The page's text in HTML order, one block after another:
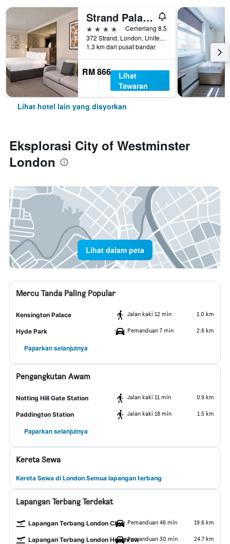
Strand Palace Hotel
4 bintang
Cemerlang 8.5
372 Strand, London, United Kingdom
1.3 km dari pusat bandar
RM 866
Lihat
Tawaran
Lihat hotel lain yang disyorkan
Eksplorasi City of Westminster
London
Lihat dalam peta
Mercu Tanda Paling Popular
Kensington Palace Jalan kaki 12 min 1.0 km
Hyde Park Pemanduan 7 min 2.6 km
Paparkan selanjutnya
Pengangkutan Awam
Notting Hill Gate Station Jalan kaki 11 min 0.9 km
Paddington Station Jalan kaki 18 min 1.5 km
Paparkan selanjutnya
Kereta Sewa
Kereta Sewa di London Semua lapangan terbang
Lapangan Terbang Terdekat
Lapangan Terbang London City Pemanduan 46 min 19.6 km
Lapangan Terbang London HeathrowPemanduan 30 min 24.7 km